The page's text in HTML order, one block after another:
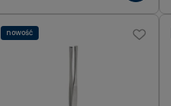
nowość